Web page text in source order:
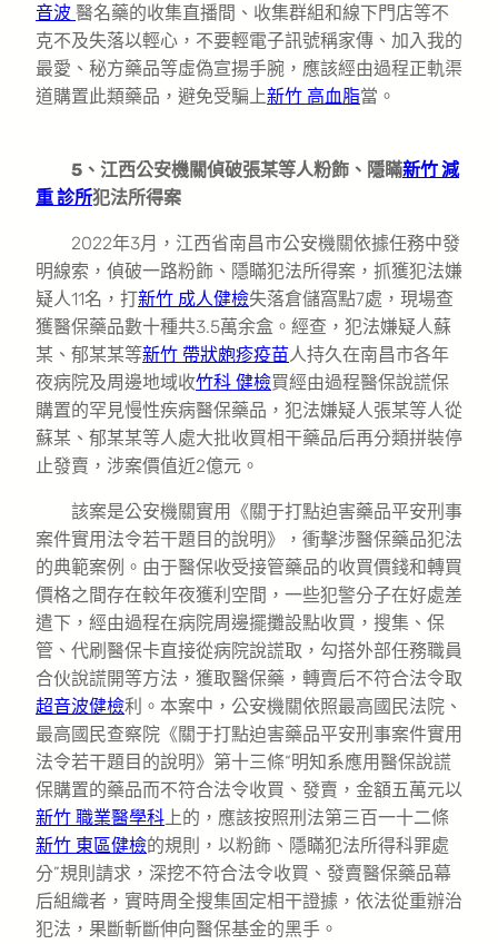
音波 醫名藥的收集直播間、收集群組和線下門店等不
克不及失落以輕心，不要輕電子訊號稱家傳、加入我的
最愛、秘方藥品等虛偽宣揚手腕，應該經由過程正軌渠
道購置此類藥品，避免受騙上新竹 高血脂當。
5、江西公安機關偵破張某等人粉飾、隱瞞新竹 減
重 診所犯法所得案
2022年3月，江西省南昌市公安機關依據任務中發
明線索，偵破一路粉飾、隱瞞犯法所得案，抓獲犯法嫌
疑人11名，打新竹 成人健檢失落倉儲窩點7處，現場查
獲醫保藥品數十種共3.5萬余盒。經查，犯法嫌疑人蘇
某、郁某某等新竹 帶狀皰疹疫苗人持久在南昌市各年
夜病院及周邊地域收竹科 健檢買經由過程醫保說謊保
購置的罕見慢性疾病醫保藥品，犯法嫌疑人張某等人從
蘇某、郁某某等人處大批收買相干藥品后再分類拼裝停
止發賣，涉案價值近2億元。
該案是公安機關實用《關于打點迫害藥品平安刑事
案件實用法令若干題目的說明》，衝擊涉醫保藥品犯法
的典範案例。由于醫保收受接管藥品的收買價錢和轉買
價格之間存在較年夜獲利空間，一些犯警分子在好處差
遣下，經由過程在病院周邊擺攤設點收買，搜集、保
管、代刷醫保卡直接從病院說謊取，勾搭外部任務職員
合伙說謊開等方法，獲取醫保藥，轉賣后不符合法令取
超音波健檢利。本案中，公安機關依照最高國民法院、
最高國民查察院《關于打點迫害藥品平安刑事案件實用
法令若干題目的說明》第十三條“明知系應用醫保說謊
保購置的藥品而不符合法令收買、發賣，金額五萬元以
新竹 職業醫學科上的，應該按照刑法第三百一十二條
新竹 東區健檢的規則，以粉飾、隱瞞犯法所得科罪處
分”規則請求，深挖不符合法令收買、發賣醫保藥品幕
后組織者，實時周全搜集固定相干證據，依法從重辦治
犯法，果斷斬斷伸向醫保基金的黑手。